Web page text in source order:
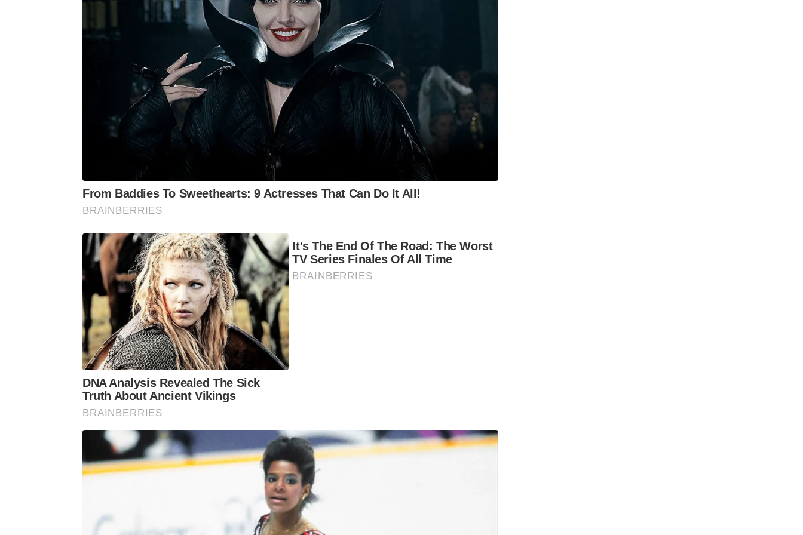
From Baddies To Sweethearts: 9 Actresses That Can Do It All!
BRAINBERRIES
DNA Analysis Revealed The Sick
Truth About Ancient Vikings
BRAINBERRIES
It's The End Of The Road: The Worst
TV Series Finales Of All Time
BRAINBERRIES